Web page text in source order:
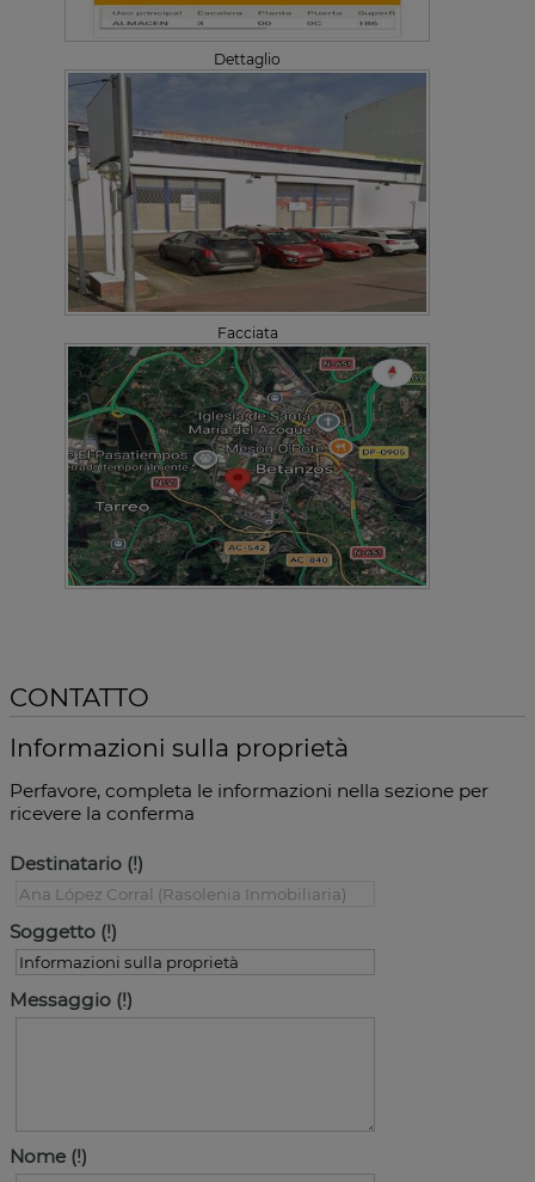
Dettaglio
Facciata
CONTATTO
Informazioni sulla proprietà
Perfavore, completa le informazioni nella sezione per
ricevere la conferma
Destinatario
Soggetto
Messaggio
Nome